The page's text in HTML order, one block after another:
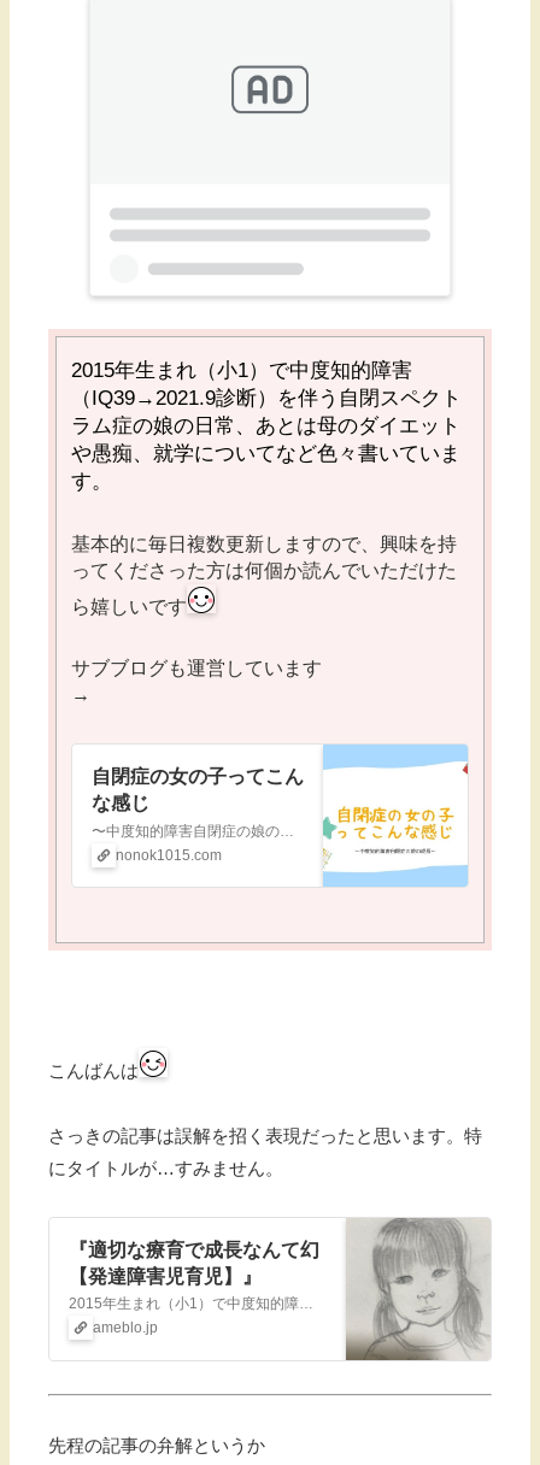
2015年生まれ（小1）で中度知的障害
（IQ39→2021.9診断）を伴う自閉スペクト
ラム症の娘の日常、あとは母のダイエット
や愚痴、就学についてなど色々書いていま
す。
基本的に毎日複数更新しますので、興味を持
ってくださった方は何個か読んでいただけた
ら嬉しいです
サブブログも運営しています
→
自閉症の女の子ってこん
な感じ
〜中度知的障害自閉症の娘の成長〜
nonok1015.com
こんばんは
さっきの記事は誤解を招く表現だったと思います。特
にタイトルが…すみません。
『適切な療育で成長なんて幻
【発達障害児育児】』
2015年生まれ（小1）で中度知的障害（IQ39→2021.9診断）を伴う自閉スペクトラム症の娘の日常、あとは母のダイエットや愚痴、就学についてなど色々書いて…
ameblo.jp
先程の記事の弁解というか